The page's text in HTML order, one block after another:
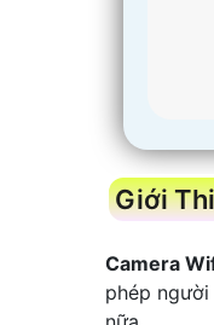
Giới
Camera
phép